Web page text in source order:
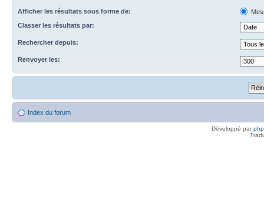
Afficher les résultats sous forme de:
Classer les résultats par:
Rechercher depuis:
Renvoyer les:
Index du forum
Développé par